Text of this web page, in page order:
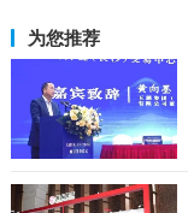
为您推荐